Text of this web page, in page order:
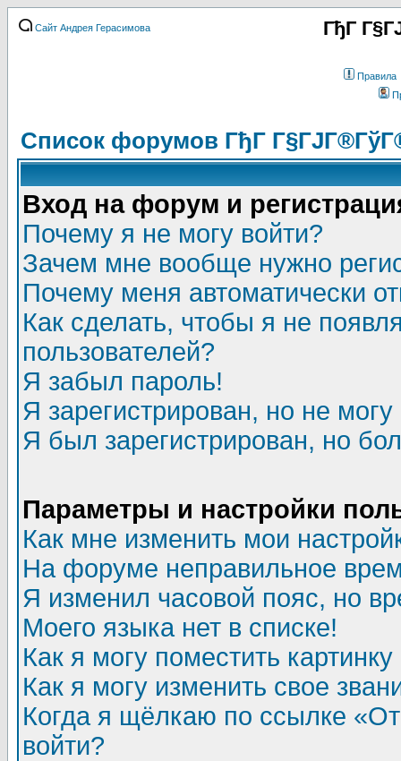
Сайт Андрея Герасимова ГђГ
Правила
Список форумов ГђГ
Вход на форум и
Почему я не могу войти?
Зачем мне вообще нужно
Почему меня автоматически
Как сделать, чтобы я не
пользователей?
Я забыл пароль!
Я зарегистрирован, но не могу
Я был зарегистрирован, но
Параметры и настройки
Как мне изменить мои
На форуме неправильное
Я изменил часовой пояс, но
Моего языка нет в списке!
Как я могу поместить
Как я могу изменить свое
Когда я щёлкаю по ссылке
войти?